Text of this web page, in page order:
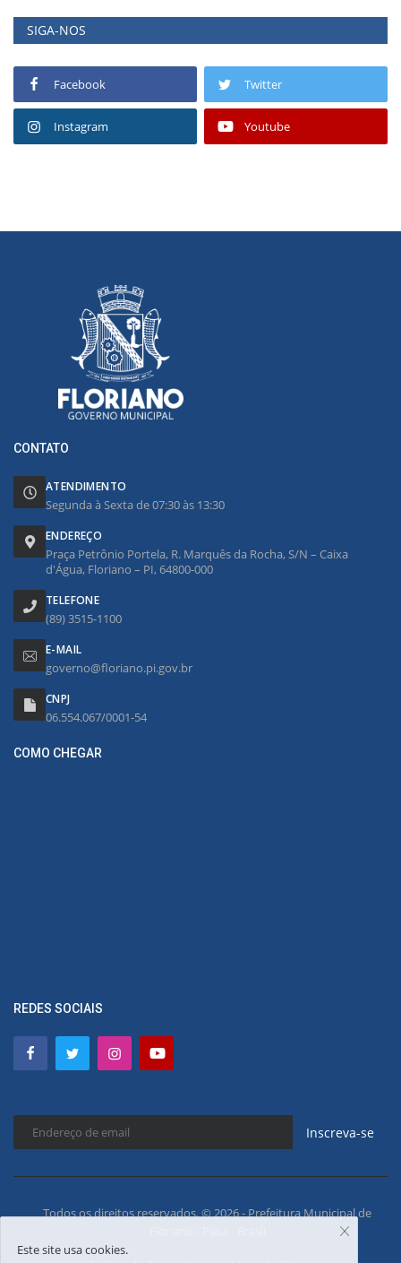
SIGA-NOS
Facebook Twitter
Instagram Youtube
CONTATO
ATENDIMENTO
Segunda à Sexta de 07:30 às 13:30
ENDEREÇO
Praça Petrônio Portela, R. Marquês da Rocha, S/N – Caixa
d'Água, Floriano – PI, 64800-000
TELEFONE
(89) 3515-1100
E-MAIL
governo@floriano.pi.gov.br
CNPJ
06.554.067/0001-54
COMO CHEGAR
REDES SOCIAIS
Inscreva-se
Todos os direitos reservados. © 2026 - Prefeitura Municipal de
Este site usa cookies.